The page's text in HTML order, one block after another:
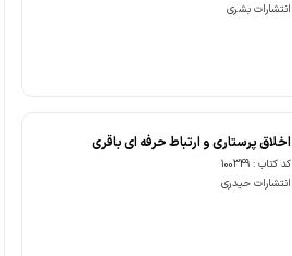
انتشارات بشری
اخلاق پرستاری و ارتباط حرفه ای باقری
کد کتاب : 100349
انتشارات حیدری